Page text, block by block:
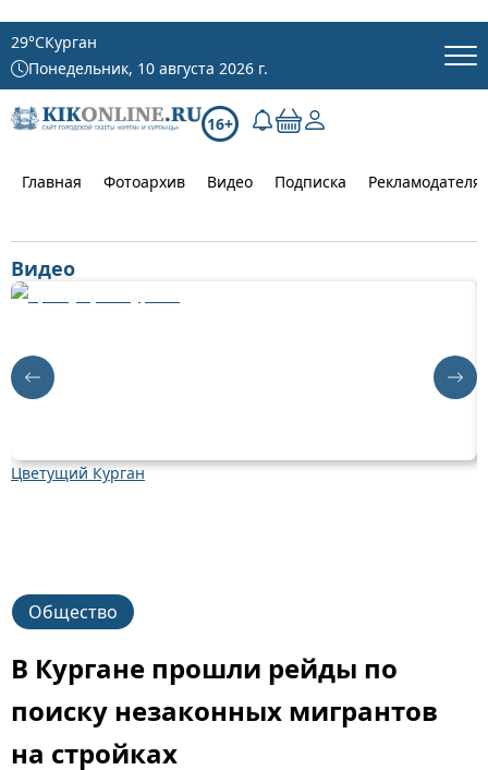
29°CКурган
Понедельник, 10 августа 2026 г.
16+
Главная Фотоархив Видео Подписка
Видео
Цветущий Курган
Общество
В Кургане прошли рейды по
поиску незаконных мигрантов
на стройках